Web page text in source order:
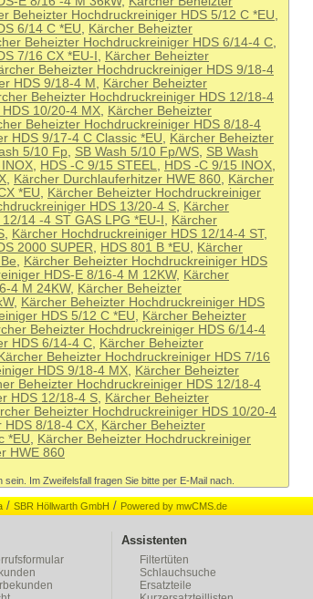
Beheizter Hochdruckreiniger HDS 5/12 C *EU
6/14 C *EU
Kärcher Beheizter
Beheizter Hochdruckreiniger HDS 6/14-4 C
7/16 CX *EU-I
Kärcher Beheizter
Beheizter Hochdruckreiniger HDS 9/18-4
HDS 9/18-4 M
Kärcher Beheizter
Beheizter Hochdruckreiniger HDS 12/18-4
10/20-4 MX
Kärcher Beheizter
Beheizter Hochdruckreiniger HDS 8/18-4
HDS 9/17-4 C Classic *EU
Kärcher Beheizter
5/10 Fp SB Wash 5/10 Fp/WS SB Wash
HDS -C 9/15 STEEL HDS -C 9/15 INOX
Kärcher Durchlauferhitzer HWE 860 Kärcher
*EU
Kärcher Beheizter Hochdruckreiniger
HDS 13/20-4 S Kärcher
12/14 -4 ST GAS LPG *EU-I
Kärcher
Kärcher Hochdruckreiniger HDS 12/14-4 ST,
2000 SUPER
HDS 801 B *EU
Kärcher
Kärcher Beheizter Hochdruckreiniger HDS
HDS-E 8/16-4 M 12KW, Kärcher
4 M 24KW, Kärcher Beheizter
, Kärcher Beheizter Hochdruckreiniger HDS
HDS 5/12 C *EU
Kärcher Beheizter
Beheizter Hochdruckreiniger HDS 6/14-4
HDS 6/14-4 C
Kärcher Beheizter
Beheizter Hochdruckreiniger HDS 7/16
HDS 9/18-4 MX Kärcher Beheizter
Beheizter Hochdruckreiniger HDS 12/18-4
HDS 12/18-4 S Kärcher Beheizter
Beheizter Hochdruckreiniger HDS 10/20-4
HDS 8/18-4 CX Kärcher Beheizter
*EU
Kärcher Beheizter Hochdruckreiniger
HWE 860
Im Zweifelsfall fragen Sie bitte per E-Mail nach.
/ SBR Höllwarth GmbH / Powered by mwCMS.de
Assistenten
Filtertüten
Schlauchsuche
Ersatzteile